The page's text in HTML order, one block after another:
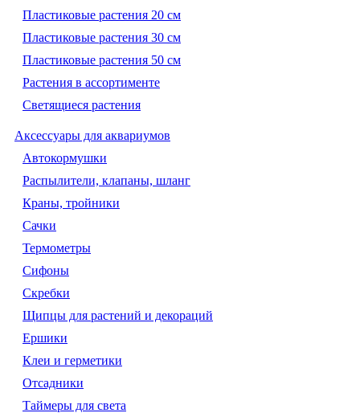
Пластиковые растения 20 см
Пластиковые растения 30 см
Пластиковые растения 50 см
Растения в ассортименте
Светящиеся растения
Аксессуары для аквариумов
Автокормушки
Распылители, клапаны, шланг
Краны, тройники
Сачки
Термометры
Сифоны
Скребки
Щипцы для растений и декораций
Ершики
Клеи и герметики
Отсадники
Таймеры для света